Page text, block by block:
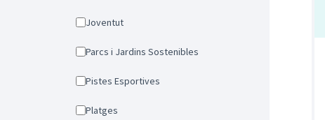
Joventut
Parcs i Jardins Sostenibles
Pistes Esportives
Platges